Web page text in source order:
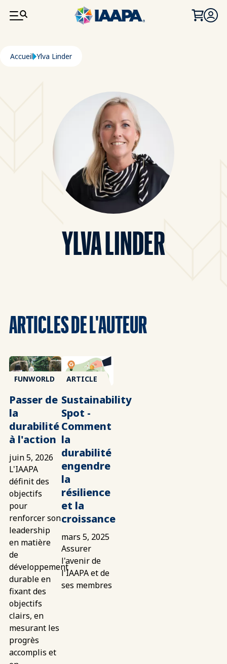
ALLER AU CONTENU PRINCIPAL
Fil d'Ariane
Accueil Ylva Linder
YLVA LINDER
ARTICLES DE L'AUTEUR
FUNWORLD
Passer de
la
durabilité
à l'action
juin 5, 2026
L'IAAPA
définit des
objectifs
pour
renforcer son
leadership
en matière
de
développement
durable en
fixant des
objectifs
clairs, en
mesurant les
progrès
accomplis et
ARTICLE
Sustainability
Spot -
Comment
la
durabilité
engendre
la
résilience
et la
croissance
mars 5, 2025
Assurer
l'avenir de
l'IAAPA et de
ses membres